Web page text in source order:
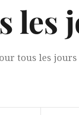
les
tous les jours